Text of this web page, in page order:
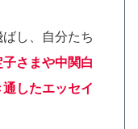
し、自分たち
子さまや中関白
したエッセイ